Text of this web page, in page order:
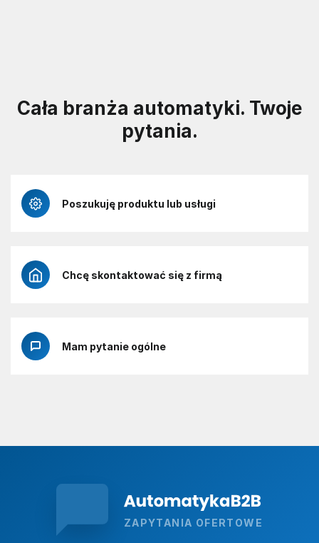
Cała branża automatyki. Twoje
pytania.
Poszukuję produktu lub usługi
Chcę skontaktować się z firmą
Mam pytanie ogólne
ZAPYTANIA OFERTOWE